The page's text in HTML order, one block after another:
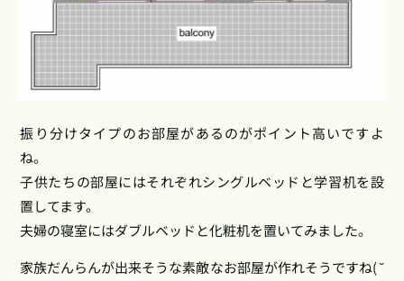
振り分けタイプのお部屋があるのがポイント高いですよ
ね。
子供たちの部屋にはそれぞれシングルベッドと学習机を設
置してます。
夫婦の寝室にはダブルベッドと化粧机を置いてみました。
家族だんらんが出来そうな素敵なお部屋が作れそうですね( ˘